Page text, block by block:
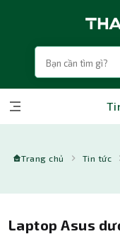
Trang chủ Tin tức
Laptop Asus